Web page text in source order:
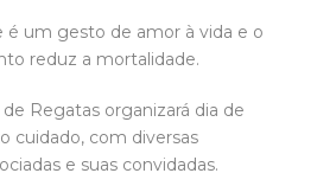
é um gesto de amor à vida e o
reduz a mortalidade.
Regatas organizará dia de
cuidado, com diversas
e suas convidadas.